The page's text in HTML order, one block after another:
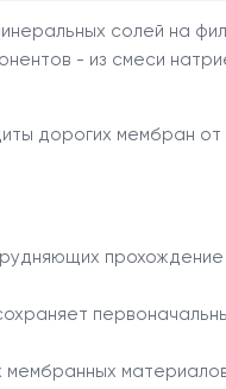
солей на
- из смеси
дорогих мембран
мембранных